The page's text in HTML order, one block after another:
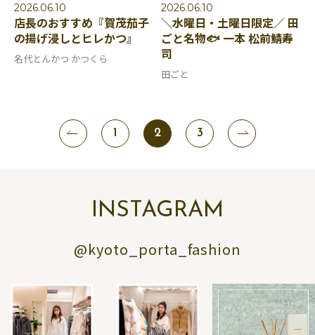
2026.06.10
店長のおすすめ『賀茂茄子
の揚げ浸しとヒレかつ』
名代とんかつ かつくら
2026.06.10
＼水曜日・土曜日限定／ 田
ごと名物🐟 一本 松前鯖寿
司
田ごと
1 2 3
INSTAGRAM
@kyoto_porta_fashion